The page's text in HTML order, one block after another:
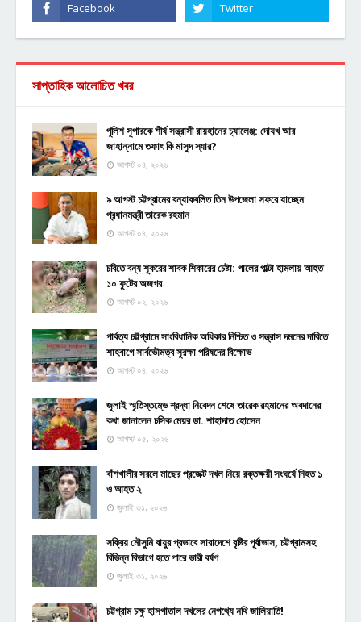
সাপ্তাহিক আলোচিত খবর
পুলিশ সুপারকে শীর্ষ সন্ত্রাসী রায়হানের চ্যালেঞ্জ: দোযখ আর
জাহান্নামে তফাৎ কি মাসুদ স্যার?
আগস্ট ০৪, ২০২৬
৯ আগস্ট চট্টগ্রামের বন্যাকবলিত তিন উপজেলা সফরে যাচ্ছেন
প্রধানমন্ত্রী তারেক রহমান
আগস্ট ০৪, ২০২৬
চবিতে বন্য শূকরের শাবক শিকারের চেষ্টা: পালের পাল্টা হামলায় আহত
১০ ফুটের অজগর
আগস্ট ০২, ২০২৬
পার্বত্য চট্টগ্রামে সাংবিধানিক অধিকার নিশ্চিত ও সন্ত্রাস দমনের দাবিতে
শাহবাগে সার্বভৌমত্ব সুরক্ষা পরিষদের বিক্ষোভ
আগস্ট ০৪, ২০২৬
জুলাই স্মৃতিস্তম্ভে শ্রদ্ধা নিবেদন শেষে তারেক রহমানের অবদানের
কথা জানালেন চসিক মেয়র ডা. শাহাদাত হোসেন
আগস্ট ০৫, ২০২৬
বাঁশখালীর সরলে মাছের প্রজেক্ট দখল নিয়ে রক্তক্ষয়ী সংঘর্ষে নিহত ১
ও আহত ২
জুলাই ৩১, ২০২৬
সক্রিয় মৌসুমি বায়ুর প্রভাবে সারাদেশে বৃষ্টির পূর্বাভাস, চট্টগ্রামসহ
বিভিন্ন বিভাগে হতে পারে ভারী বর্ষণ
জুলাই ৩১, ২০২৬
চট্টগ্রাম চক্ষু হাসপাতাল দখলের নেপথ্যে নথি জালিয়াতি!